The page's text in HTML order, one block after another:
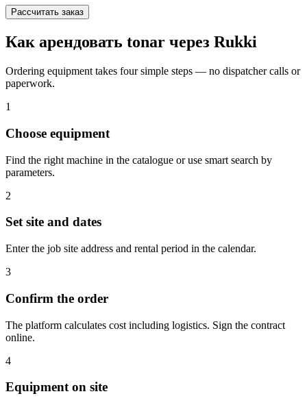
Рассчитать заказ
Как арендовать tonar через Rukki
Ordering equipment takes four simple steps — no dispatcher calls or
paperwork.
1
Choose equipment
Find the right machine in the catalogue or use smart search by
parameters.
2
Set site and dates
Enter the job site address and rental period in the calendar.
3
Confirm the order
The platform calculates cost including logistics. Sign the contract
online.
4
Equipment on site